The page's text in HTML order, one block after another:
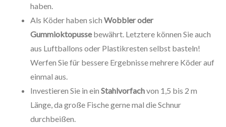
haben.
Als Köder haben sich Wobbler oder
Gummioktopussebewährt. Letztere können Sie auch
aus Luftballons oder Plastikresten selbst basteln!
Werfen Sie für bessere Ergebnisse mehrere Köder auf
einmal aus.
Investieren Sie in ein Stahlvorfachvon 1,5 bis 2 m
Länge, da große Fische gerne mal die Schnur
durchbeißen.